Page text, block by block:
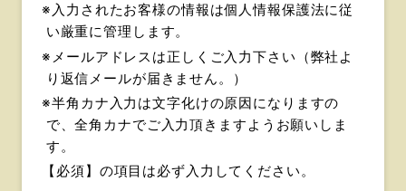
※入力されたお客様の情報は個人情報保護法に従
い厳重に管理します。
※メールアドレスは正しくご入力下さい（弊社よ
り返信メールが届きません。）
※半角カナ入力は文字化けの原因になりますの
で、全角カナでご入力頂きますようお願いしま
す。
【必須】 の項目は必ず入力してください。